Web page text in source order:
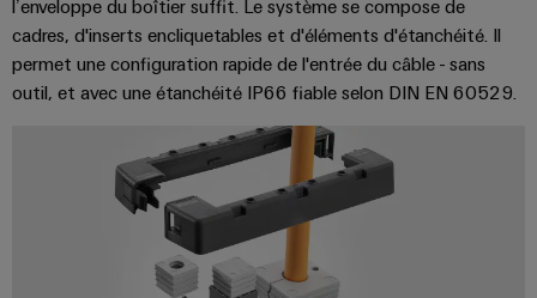
d'énergie
éprouvée
Transmission
et
distribution
Stabilité
sécurité
modernes
industrielle
Accès
distant
Plateforme
de
services
industriels
easyConnect
l’enveloppe du boîtier suffit. Le système se compose de
cadres, d'inserts encliquetables et d'éléments d'étanchéité. Il
permet une configuration rapide de l'entrée du câble - sans
outil, et avec une étanchéité IP66 fiable selon DIN EN 60529.